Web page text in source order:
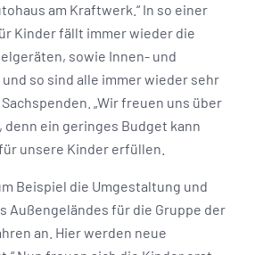
am Kraftwerk.“ In so einer
Kinder fällt immer wieder die
sowie Innen- und
so sind alle immer wieder sehr
„Wir freuen uns über
ein geringes Budget kann
unsere Kinder erfüllen.
Beispiel die Umgestaltung und
Außengeländes für die Gruppe der
an. Hier werden neue